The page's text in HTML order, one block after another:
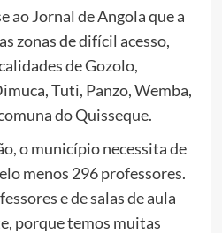
ao Jornal de Angola que a
zonas de difícil acesso,
de Gozolo,
Tuti, Panzo, Wemba,
do Quisseque.
o município necessita de
menos 296 professores.
e de salas de aula
porque temos muitas